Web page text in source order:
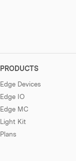
PRODUCTS
Edge Devices
Edge IO
Edge MC
Light Kit
Plans